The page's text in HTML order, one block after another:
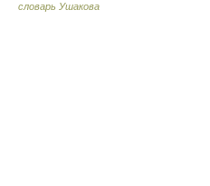
словарь Ушакова